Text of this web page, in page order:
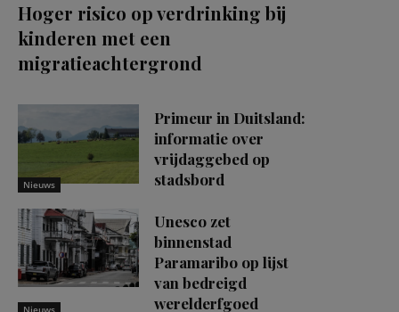
Hoger risico op verdrinking bij
kinderen met een
migratieachtergrond
Nieuws
Primeur in Duitsland:
informatie over
vrijdaggebed op
stadsbord
Nieuws
Unesco zet
binnenstad
Paramaribo op lijst
van bedreigd
werelderfgoed